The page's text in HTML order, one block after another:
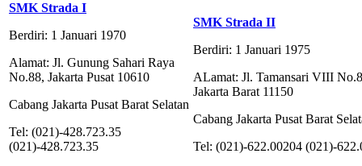
SMK Strada I
Berdiri: 1 Januari 1970
Alamat: Jl. Gunung Sahari Raya
No.88, Jakarta Pusat 10610
Cabang Jakarta Pusat Barat Selatan
Tel: (021)-428.723.35
(021)-428.723.35
SMK Strada II
Berdiri: 1 Januari 1975
ALamat: Jl. Tamansari VIII
Jakarta Barat 11150
Cabang Jakarta Pusat Barat
Tel: (021)-622.00204 (021)-